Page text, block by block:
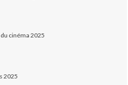
cinéma 2025
2025